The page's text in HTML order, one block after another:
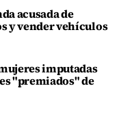
acusada de
y vender vehículos
imputadas
"premiados" de